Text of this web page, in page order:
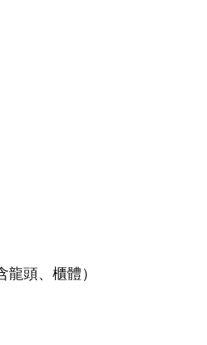
龍頭、櫃體）